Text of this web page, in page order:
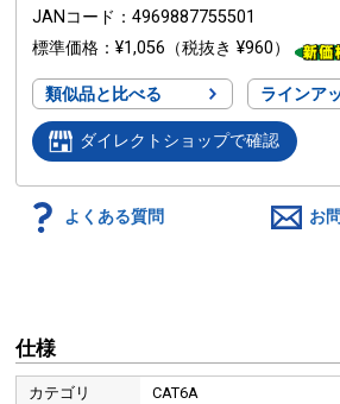
JANコード
4969887755501
標準価格
¥1,056 （税抜き ¥960）
類似品と比べる ラインア
ダイレクトショップで確認
よくある質問 お
仕様
カテゴリ
CAT6A